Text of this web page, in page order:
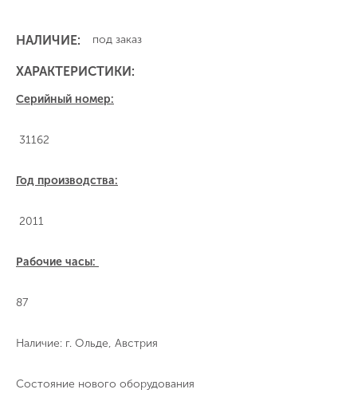
НАЛИЧИЕ: под заказ
ХАРАКТЕРИСТИКИ:
Серийный номер:
31162
Год производства:
2011
Рабочие часы:
87
Наличие: г. Ольде, Австрия
Состояние нового оборудования